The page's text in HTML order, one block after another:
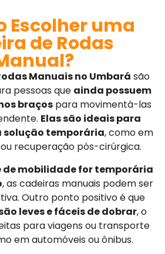
Escolher uma
de Rodas
Manuais no Umbará são
pessoas que ainda possuem
braçospara movimentá-las
Elas são ideais para
solução temporária, como em
recuperação pós-cirúrgica.
de mobilidade for temporária
, as cadeiras manuais podem ser
Outro ponto positivo é que
leves e fáceis de dobrar, o
para viagens ou transporte
em automóveis ou ônibus.